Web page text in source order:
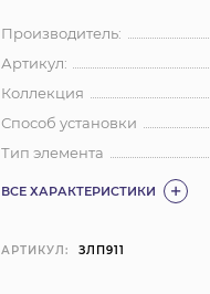
Производитель:
Артикул:
Коллекция
Способ установки
Тип элемента
ВСЕ ХАРАКТЕРИСТИКИ
АРТИКУЛ: ЗЛП911